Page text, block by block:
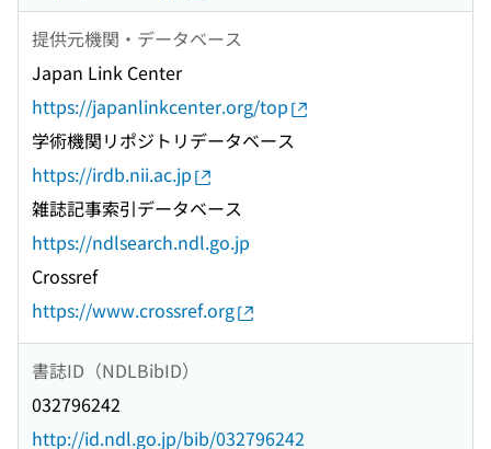
提供元機関・データベース
Japan Link Center
https://japanlinkcenter.org/top
学術機関リポジトリデータベース
https://irdb.nii.ac.jp
雑誌記事索引データベース
https://ndlsearch.ndl.go.jp
Crossref
https://www.crossref.org
書誌ID（NDLBibID）
032796242
http://id.ndl.go.jp/bib/032796242